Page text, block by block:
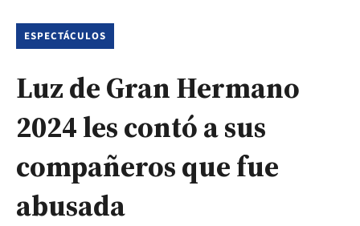
ESPECTÁCULOS
Luz de Gran Hermano
2024 les contó a sus
compañeros que fue
abusada